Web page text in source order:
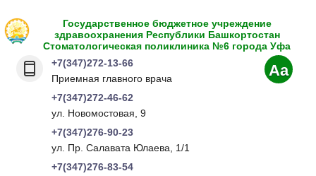
Государственное бюджетное учреждение
здравоохранения Республики Башкортостан
Стоматологическая поликлиника №6 города Уфа
+7(347)272-13-66
Приемная главного врача
+7(347)272-46-62
ул. Новомостовая, 9
+7(347)276-90-23
ул. Пр. Салавата Юлаева, 1/1
+7(347)276-83-54
Aa